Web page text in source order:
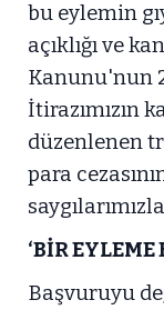
bu eylemin
açıklığı ve
Kanunu'nun
İtirazımızın
düzenlenen
para
‘BİR
Başvuruyu